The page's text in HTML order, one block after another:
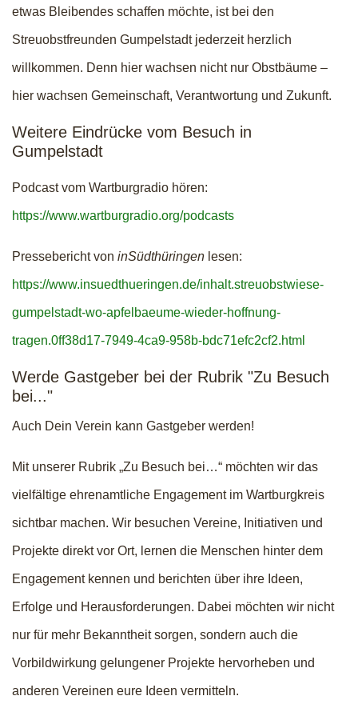
etwas Bleibendes schaffen möchte, ist bei den
Streuobstfreunden Gumpelstadt jederzeit herzlich
willkommen. Denn hier wachsen nicht nur Obstbäume –
hier wachsen Gemeinschaft, Verantwortung und Zukunft.
Weitere Eindrücke vom Besuch in
Gumpelstadt
Podcast vom Wartburgradio hören:
https://www.wartburgradio.org/podcasts
Pressebericht von inSüdthüringen lesen:
https://www.insuedthueringen.de/inhalt.streuobstwiese-
gumpelstadt-wo-apfelbaeume-wieder-hoffnung-
tragen.0ff38d17-7949-4ca9-958b-bdc71efc2cf2.html
Werde Gastgeber bei der Rubrik "Zu Besuch
bei..."
Auch Dein Verein kann Gastgeber werden!
Mit unserer Rubrik „Zu Besuch bei…“ möchten wir das
vielfältige ehrenamtliche Engagement im Wartburgkreis
sichtbar machen. Wir besuchen Vereine, Initiativen und
Projekte direkt vor Ort, lernen die Menschen hinter dem
Engagement kennen und berichten über ihre Ideen,
Erfolge und Herausforderungen. Dabei möchten wir nicht
nur für mehr Bekanntheit sorgen, sondern auch die
Vorbildwirkung gelungener Projekte hervorheben und
anderen Vereinen eure Ideen vermitteln.